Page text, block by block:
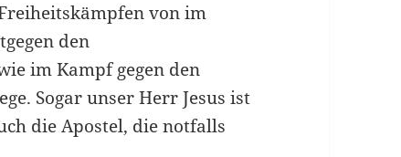
von im
den
im Kampf gegen den
Sogar unser Herr Jesus ist
die Apostel, die notfalls